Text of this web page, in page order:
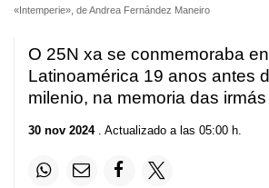
«Intemperie», de Andrea Fernández Maneiro
O 25N xa se conmemoraba en
Latinoamérica 19 anos antes
milenio, na memoria das irmás
30 nov 2024. Actualizado a las 05:00 h.